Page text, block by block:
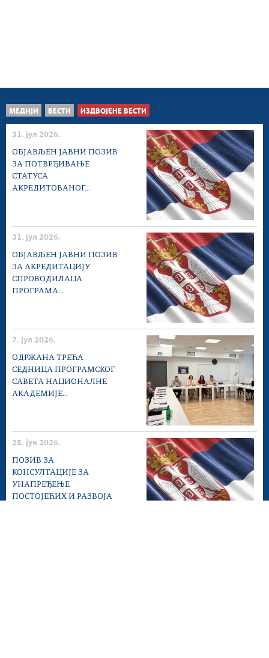
МЕДИЈИ ВЕСТИ ИЗДВОЈЕНЕ ВЕСТИ
31. јул 2026.
ОБЈАВЉЕН ЈАВНИ ПОЗИВ
ЗА ПОТВРЂИВАЊЕ
СТАТУСА
АКРЕДИТОВАНОГ...
31. јул 2026.
ОБЈАВЉЕН ЈАВНИ ПОЗИВ
ЗА АКРЕДИТАЦИЈУ
СПРОВОДИЛАЦА
ПРОГРАМА...
7. јул 2026.
ОДРЖАНА ТРЕЋА
СЕДНИЦА ПРОГРАМСКОГ
САВЕТА НАЦИОНАЛНЕ
АКАДЕМИЈЕ...
25. јун 2026.
ПОЗИВ ЗА
КОНСУЛТАЦИЈЕ ЗА
УНАПРЕЂЕЊЕ
ПОСТОЈЕЋИХ И РАЗВОЈА